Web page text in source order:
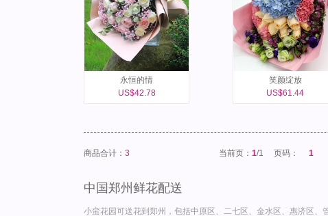
永恒的情
US$42.78
笑颜绽放
US$61.44
商品合计： 3 当前页： 1/1 页码： 1
中国郑州鲜花配送
小蛮花园可送花到郑州，包括中原区、二七区、金水区、惠济区